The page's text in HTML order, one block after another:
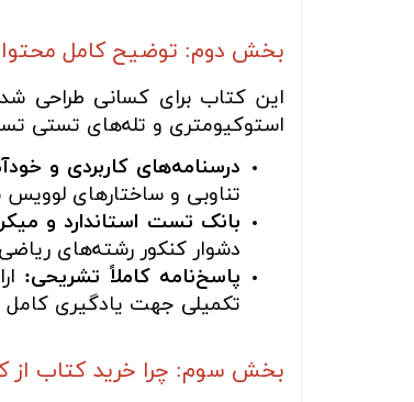
بخش دوم: توضیح کامل
این کتاب برای کسانی طراحی
استوکیومتری و تله‌های تستی
درسنامه‌های کاربردی و
تناوبی و ساختارهای لوویس
بانک تست استاندارد و
دشوار کنکور رشته‌های
پاسخ‌نامه کاملاً تشریحی:
تکمیلی جهت یادگیری
بخش سوم: چرا خرید کتاب از